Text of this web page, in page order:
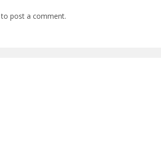
to post a comment.